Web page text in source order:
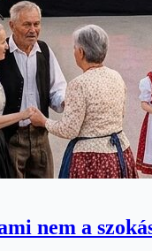
nem a